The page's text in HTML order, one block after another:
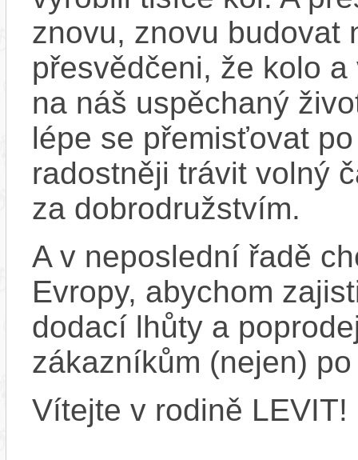
znovu, znovu budovat
přesvědčeni, že kolo
na náš uspěchaný
lépe se přemisťovat
radostněji trávit volný
za dobrodružstvím.
A v neposlední řadě
Evropy, abychom
dodací lhůty a
zákazníkům (nejen)
Vítejte v rodině LEVIT!